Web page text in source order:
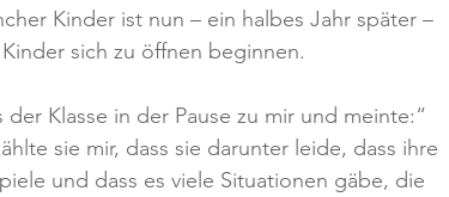
Kinder ist nun – ein halbes Jahr später –
sich zu öffnen beginnen.
Klasse in der Pause zu mir und meinte:“
sie mir, dass sie darunter leide, dass ihre
und dass es viele Situationen gäbe, die